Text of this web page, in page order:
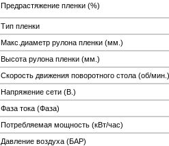
Предрастяжение пленки (%)
Тип пленки
Макс.диаметр рулона пленки (мм.)
Высота рулона пленки (мм.)
Скорость движения поворотного стола (об/мин.)
Напряжение сети (В.)
Фаза тока (Фаза)
Потребляемая мощность (кВт/час)
Давление воздуха (БАР)